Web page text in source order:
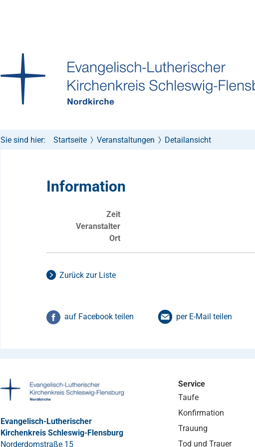
Sie sind hier: Startseite Veranstaltungen Detailansicht
Information
Zeit
Veranstalter
Ort
Zurück zur Liste
auf Facebook teilen per E-Mail teilen
Evangelisch-Lutherischer
Kirchenkreis Schleswig-Flensburg
Norderdomstraße 15
Service
Taufe
Konfirmation
Trauung
Tod und Trauer